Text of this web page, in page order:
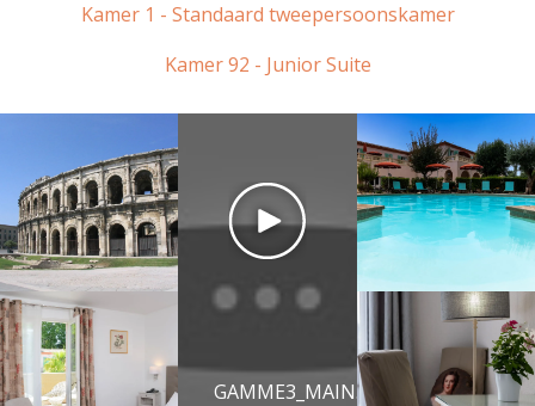
Kamer 1 - Standaard tweepersoonskamer
Kamer 92 - Junior Suite
GAMME3_MAIN.VIDEOTITLE